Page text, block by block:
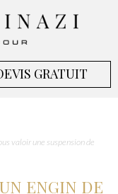
GRATUIT
valoir une suspension de
ENGIN DE